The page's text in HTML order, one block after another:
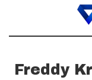
Freddy